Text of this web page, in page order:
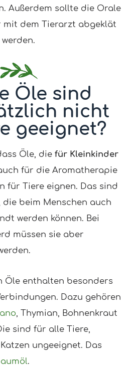
Außerdem sollte die Orale
mit dem Tierarzt abgeklät
werden.
Öle sind
nicht
geeignet?
Öle, die für Kleinkinder
für die Aromatherapie
für Tiere eignen. Das sind
die beim Menschen auch
werden können. Bei
müssen sie aber
Öle enthalten besonders
Dazu gehören
, Thymian, Bohnenkraut
sind für alle Tiere,
ungeeignet. Das
.